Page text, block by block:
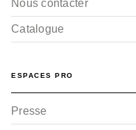
Nous contacter
Catalogue
ESPACES PRO
Presse